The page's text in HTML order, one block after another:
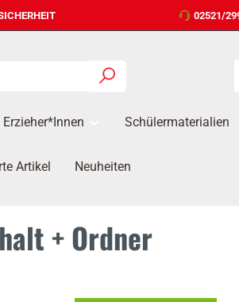
02521/
Erzieher*Innen Schülermaterialien
Artikel Neuheiten
+ Ordner